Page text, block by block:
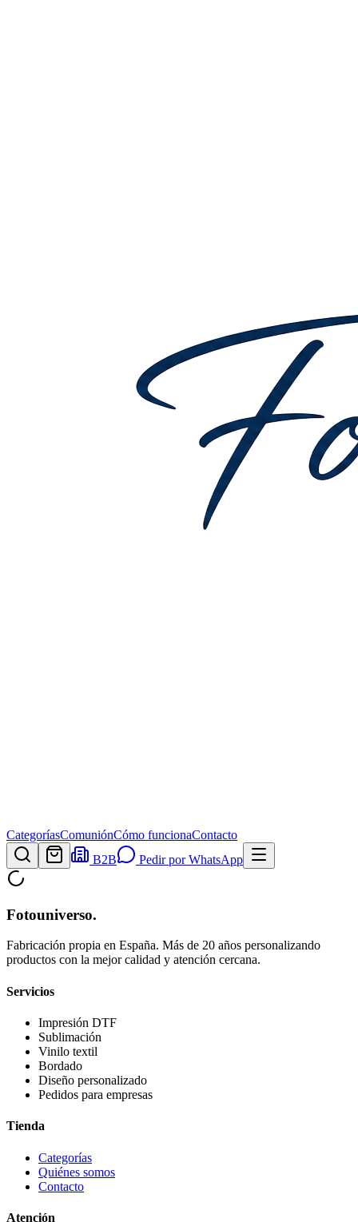
CategoríasComuniónCómo funcionaContacto
B2B
Pedir por WhatsApp
Fotouniverso.
Fabricación propia en España. Más de 20 años personalizando
productos con la mejor calidad y atención cercana.
Servicios
Impresión DTF
Sublimación
Vinilo textil
Bordado
Diseño personalizado
Pedidos para empresas
Tienda
Categorías
Quiénes somos
Contacto
Atención